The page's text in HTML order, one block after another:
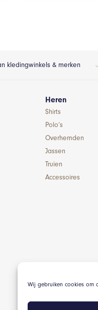
Wij gebruiken cookies om
kledingwinkels & merken
Heren
Shirts
Polo’s
Overhemden
Jassen
Truien
Accessoires